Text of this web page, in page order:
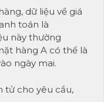
dữ liệu về giá
toán là
này thường
hàng A có thể là
ngày mai.
tử cho yêu cầu,